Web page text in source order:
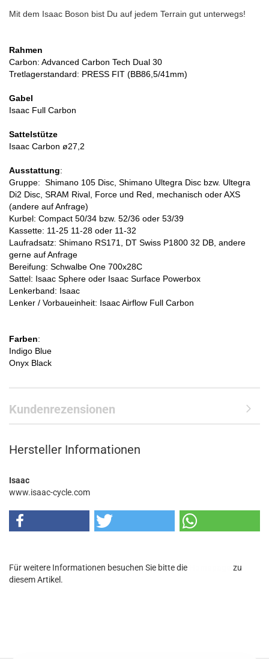
Mit dem Isaac Boson bist Du auf jedem Terrain gut unterwegs!
Rahmen
Carbon: Advanced Carbon Tech Dual 30
Tretlagerstandard: PRESS FIT (BB86,5/41mm)
Gabel
Isaac Full Carbon
Sattelstütze
Isaac Carbon ø27,2
Ausstattung:
Gruppe: Shimano 105 Disc, Shimano Ultegra Disc bzw. Ultegra
Di2 Disc, SRAM Rival, Force und Red, mechanisch oder AXS
(andere auf Anfrage)
Kurbel: Compact 50/34 bzw. 52/36 oder 53/39
Kassette: 11-25 11-28 oder 11-32
Laufradsatz: Shimano RS171, DT Swiss P1800 32 DB, andere
gerne auf Anfrage
Bereifung: Schwalbe One 700x28C
Sattel: Isaac Sphere oder Isaac Surface Powerbox
Lenkerband: Isaac
Lenker / Vorbaueinheit: Isaac Airflow Full Carbon
Farben:
Indigo Blue
Onyx Black
Kundenrezensionen
Hersteller Informationen
Isaac
www.isaac-cycle.com
Für weitere Informationen besuchen Sie bitte die
zu
diesem Artikel.